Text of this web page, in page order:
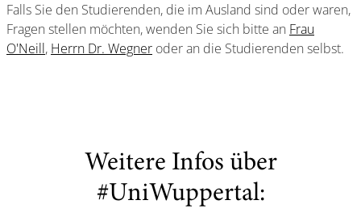
Falls Sie den Studierenden, die im Ausland sind oder waren,
Fragen stellen möchten, wenden Sie sich bitte an Frau
O'Neill, Herrn Dr. Wegner oder an die Studierenden selbst.
Weitere Infos über
#UniWuppertal: